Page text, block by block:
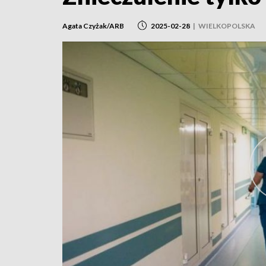
Agata Czyżak/ARB 2025-02-28 | WIELKOPOLSKA